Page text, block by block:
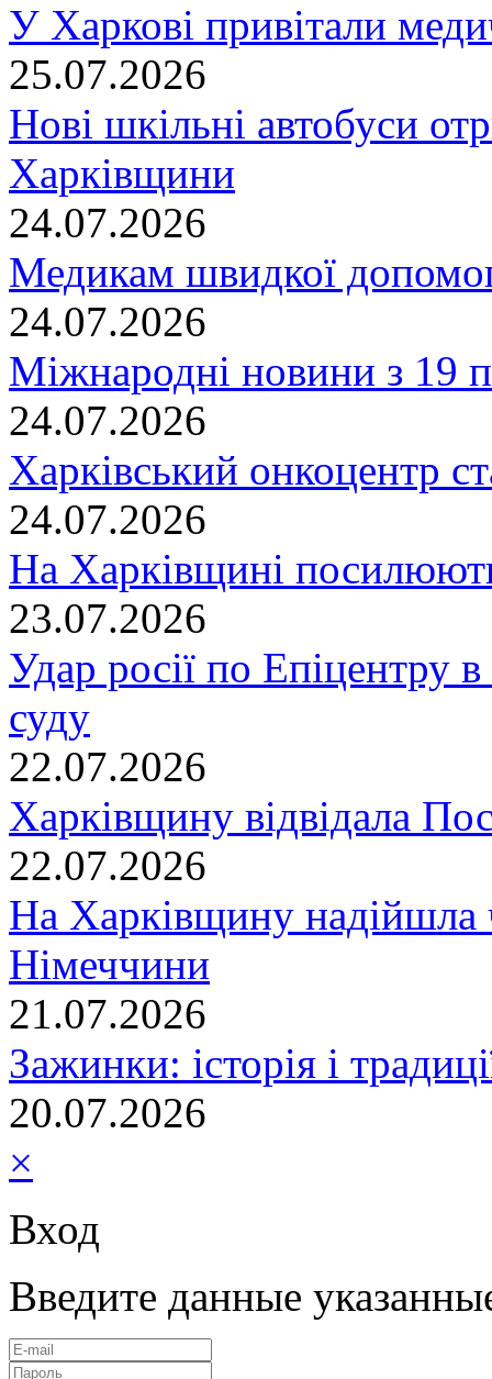
У Харкові привітали
25.07.2026
Нові шкільні автобуси
Харківщини
24.07.2026
Медикам швидкої
24.07.2026
Міжнародні новини з 19
24.07.2026
Харківський онкоцентр
24.07.2026
На Харківщині
23.07.2026
Удар росії по Епіцентру
суду
22.07.2026
Харківщину відвідала
22.07.2026
На Харківщину надійшла
Німеччини
21.07.2026
Зажинки: історія і
20.07.2026
×
Вход
Введите данные